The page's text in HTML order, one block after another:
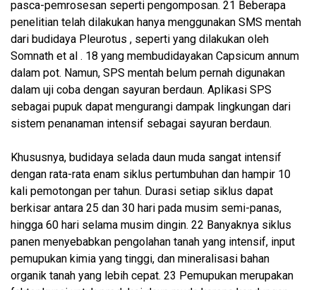
pasca-pemrosesan seperti pengomposan. 21 Beberapa
penelitian telah dilakukan hanya menggunakan SMS mentah
dari budidaya Pleurotus , seperti yang dilakukan oleh
Somnath et al . 18 yang membudidayakan Capsicum annum
dalam pot. Namun, SPS mentah belum pernah digunakan
dalam uji coba dengan sayuran berdaun. Aplikasi SPS
sebagai pupuk dapat mengurangi dampak lingkungan dari
sistem penanaman intensif sebagai sayuran berdaun.
Khususnya, budidaya selada daun muda sangat intensif
dengan rata-rata enam siklus pertumbuhan dan hampir 10
kali pemotongan per tahun. Durasi setiap siklus dapat
berkisar antara 25 dan 30 hari pada musim semi-panas,
hingga 60 hari selama musim dingin. 22 Banyaknya siklus
panen menyebabkan pengolahan tanah yang intensif, input
pemupukan kimia yang tinggi, dan mineralisasi bahan
organik tanah yang lebih cepat. 23 Pemupukan merupakan